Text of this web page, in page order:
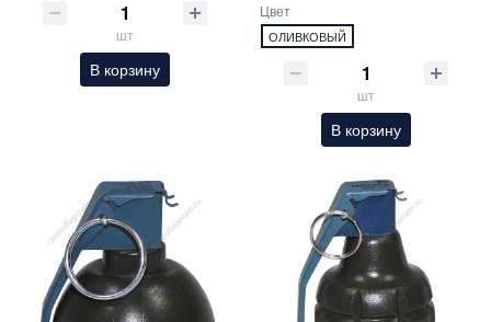
шт
В корзину
Цвет
ОЛИВКОВЫЙ
шт
В корзину